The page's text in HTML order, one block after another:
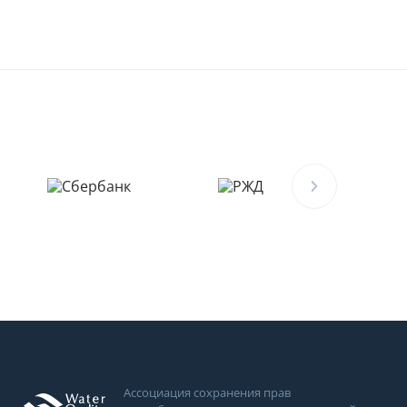
Ассоциация сохранения прав